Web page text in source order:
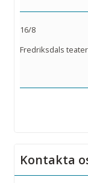
16/8
Fredriksdals
Kontakta